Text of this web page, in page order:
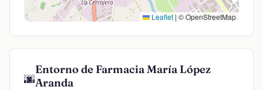
Leaflet | © OpenStreetMap
🌆
Entorno de Farmacia María López
Aranda